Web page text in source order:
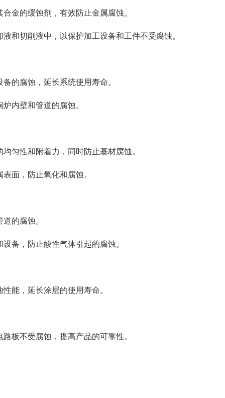
金的缓蚀剂，有效防止金属腐蚀。
和切削液中，以保护加工设备和工件不受腐蚀。
的腐蚀，延长系统使用寿命。
内壁和管道的腐蚀。
匀性和附着力，同时防止基材腐蚀。
面，防止氧化和腐蚀。
的腐蚀。
备，防止酸性气体引起的腐蚀。
能，延长涂层的使用寿命。
板不受腐蚀，提高产品的可靠性。